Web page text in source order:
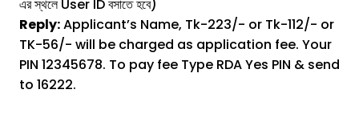
এর স্থলে User ID বসাতে হবে)
Reply:Applicant’s Name, Tk-223/- or Tk-112/- or
TK-56/- will be charged as application fee. Your
PIN 12345678. To pay fee Type RDA Yes PIN & send
to 16222.